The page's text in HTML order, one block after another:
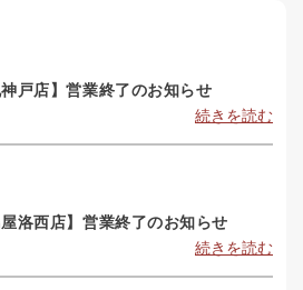
戸店】営業終了のお知らせ
続きを読む
洛西店】営業終了のお知らせ
続きを読む